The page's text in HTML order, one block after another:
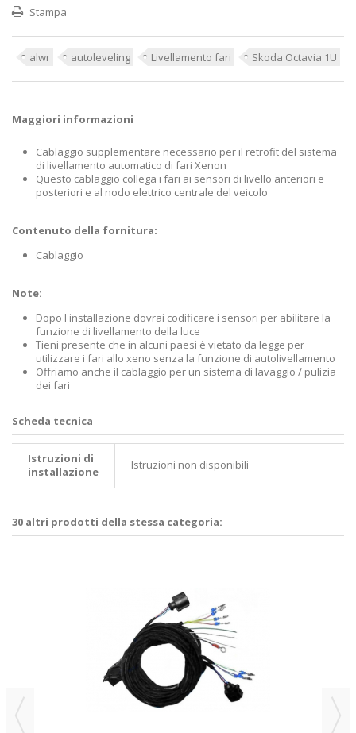
Stampa
alwr autoleveling Livellamento fari Skoda Octavia 1U
Maggiori informazioni
Cablaggio supplementare necessario per il retrofit del sistema
di livellamento automatico di fari Xenon
Questo cablaggio collega i fari ai sensori di livello anteriori e
posteriori e al nodo elettrico centrale del veicolo
Contenuto della fornitura:
Cablaggio
Note:
Dopo l'installazione dovrai codificare i sensori per abilitare la
funzione di livellamento della luce
Tieni presente che in alcuni paesi è vietato da legge per
utilizzare i fari allo xeno senza la funzione di autolivellamento
Offriamo anche il cablaggio per un sistema di lavaggio / pulizia
dei fari
Scheda tecnica
Istruzioni di
installazione
Istruzioni non disponibili
30 altri prodotti della stessa categoria: